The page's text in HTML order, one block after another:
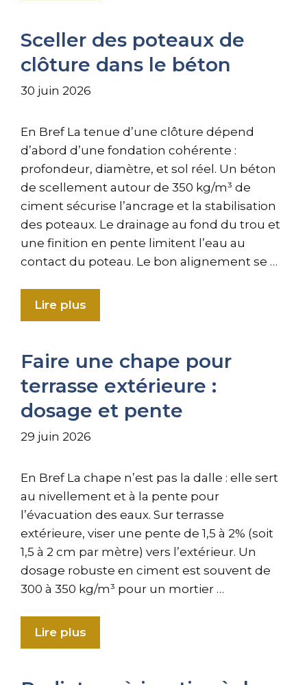
Sceller des poteaux de
clôture dans le béton
30 juin 2026
En Bref La tenue d’une clôture dépend
d’abord d’une fondation cohérente :
profondeur, diamètre, et sol réel. Un béton
de scellement autour de 350 kg/m³ de
ciment sécurise l’ancrage et la stabilisation
des poteaux. Le drainage au fond du trou et
une finition en pente limitent l’eau au
contact du poteau. Le bon alignement se …
Lire plus
Faire une chape pour
terrasse extérieure :
dosage et pente
29 juin 2026
En Bref La chape n’est pas la dalle : elle sert
au nivellement et à la pente pour
l’évacuation des eaux. Sur terrasse
extérieure, viser une pente de 1,5 à 2% (soit
1,5 à 2 cm par mètre) vers l’extérieur. Un
dosage robuste en ciment est souvent de
300 à 350 kg/m³ pour un mortier …
Lire plus